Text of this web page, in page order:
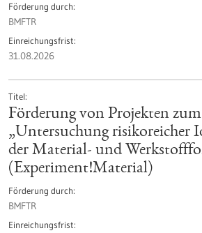
Förderung durch
BMFTR
Einreichungsfrist
31.08.2026
Titel
Förderung von Projekten
„Untersuchung risikoreicher
der Material- und
(Experiment!Material)
Förderung durch
BMFTR
Einreichungsfrist